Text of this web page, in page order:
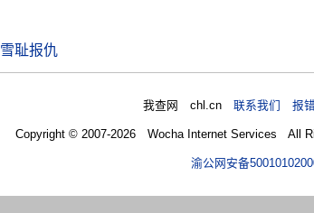
雪耻报仇
我查网 chl.cn联系我们 报
Copyright © 2007-2026 Wocha Internet Services All
渝公网安备